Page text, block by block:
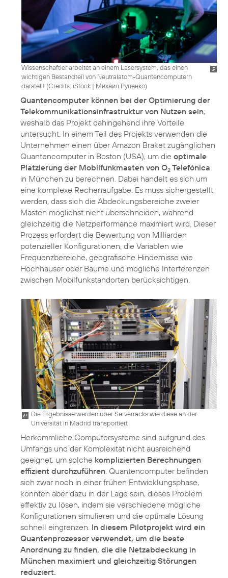
Wissenschaftler arbeitet an einem Lasersystem, das einen
wichtigen Bestandteil von Neutralatom-Quantencomputern
darstellt (Credits: iStock | Михаил Руденко)
Quantencomputer können bei der Optimierung der
Telekommunikationsinfrastruktur von Nutzen sein,
weshalb das Projekt dahingehend ihre Vorteile
untersucht. In einem Teil des Projekts verwenden die
Unternehmen einen über Amazon Braket zugänglichen
Quantencomputer in Boston (USA), um die optimale
Platzierung der Mobilfunkmasten von O2 Telefónica
in München zu berechnen. Dabei handelt es sich um
eine komplexe Rechenaufgabe. Es muss sichergestellt
werden, dass sich die Abdeckungsbereiche zweier
Masten möglichst nicht überschneiden, während
gleichzeitig die Netzperformance maximiert wird. Dieser
Prozess erfordert die Bewertung von Milliarden
potenzieller Konfigurationen, die Variablen wie
Frequenzbereiche, geografische Hindernisse wie
Hochhäuser oder Bäume und mögliche Interferenzen
zwischen Mobilfunkstandorten berücksichtigen.
Die Ergebnisse werden über Serverracks wie diese an der
Universität in Madrid transportiert
Herkömmliche Computersysteme sind aufgrund des
Umfangs und der Komplexität nicht ausreichend
geeignet, um solche komplizierten Berechnungen
effizient durchzuführen. Quantencomputer befinden
sich zwar noch in einer frühen Entwicklungsphase,
könnten aber dazu in der Lage sein, dieses Problem
effektiv zu lösen, indem sie verschiedene mögliche
Konfigurationen simulieren und die optimale Lösung
schnell eingrenzen. In diesem Pilotprojekt wird ein
Quantenprozessor verwendet, um die beste
Anordnung zu finden, die die Netzabdeckung in
München maximiert und gleichzeitig Störungen
reduziert.